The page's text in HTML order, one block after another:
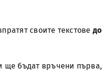
своите текстове
ще бъдат връчени